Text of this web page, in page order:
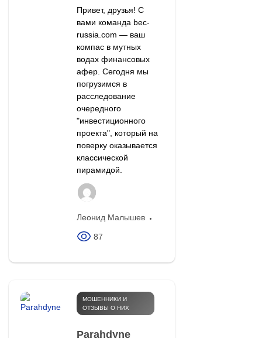
Привет, друзья! С
вами команда bec-
russia.com — ваш
компас в мутных
водах финансовых
афер. Сегодня мы
погрузимся в
расследование
очередного
"инвестиционного
проекта", который на
поверку оказывается
классической
пирамидой.
Леонид Малышев
87
МОШЕННИКИ И
ОТЗЫВЫ О НИХ
Parahdyne